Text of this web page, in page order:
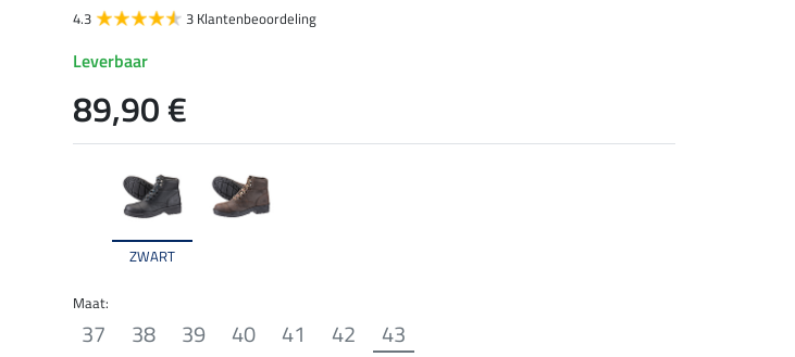
ZWART
Maat:
37 38 39 40 41 42 43
4.3
3 Klantenbeoordeling
Leverbaar
89,90 €